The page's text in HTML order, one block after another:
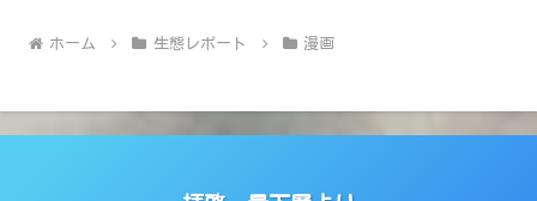
ホーム 生態レポート 漫画